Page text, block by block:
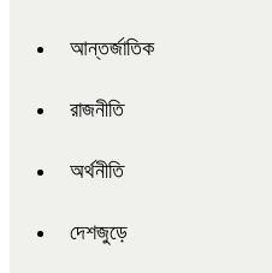
আন্তর্জাতিক
রাজনীতি
অর্থনীতি
দেশজুড়ে